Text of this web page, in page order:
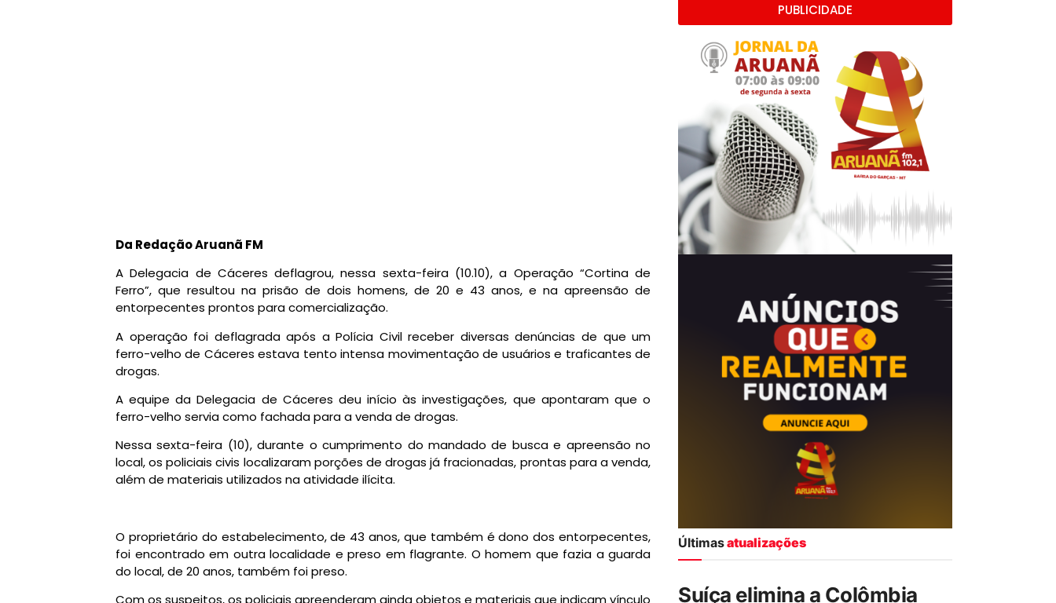
Da Redação Aruanã FM
A Delegacia de Cáceres deflagrou, nessa sexta-feira (10.10), a Operação “Cortina de
Ferro”, que resultou na prisão de dois homens, de 20 e 43 anos, e na apreensão de
entorpecentes prontos para comercialização.
A operação foi deflagrada após a Polícia Civil receber diversas denúncias de que um
ferro-velho de Cáceres estava tento intensa movimentação de usuários e traficantes de
drogas.
A equipe da Delegacia de Cáceres deu início às investigações, que apontaram que o
ferro-velho servia como fachada para a venda de drogas.
Nessa sexta-feira (10), durante o cumprimento do mandado de busca e apreensão no
local, os policiais civis localizaram porções de drogas já fracionadas, prontas para a venda,
além de materiais utilizados na atividade ilícita.
O proprietário do estabelecimento, de 43 anos, que também é dono dos entorpecentes,
foi encontrado em outra localidade e preso em flagrante. O homem que fazia a guarda
do local, de 20 anos, também foi preso.
PUBLICIDADE
Últimasatualizações
Suíça elimina a Colômbia